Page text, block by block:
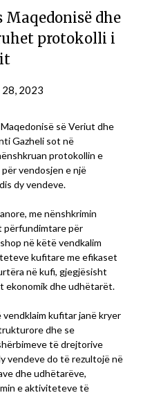
Maqedonisë dhe
protokolli i
28, 2023
së Veriut dhe
Gazheli sot në
protokollin e
vendosjen e një
dy vendeve.
me nënshkrimin
për
në këtë vendkalim
kufitare me efikaset
në kufi, gjegjësisht
ekonomik dhe udhëtarët.
kufitar janë kryer
dhe se
të drejtorive
vendeve do të rezultojë në
dhe udhëtarëve,
e aktiviteteve të